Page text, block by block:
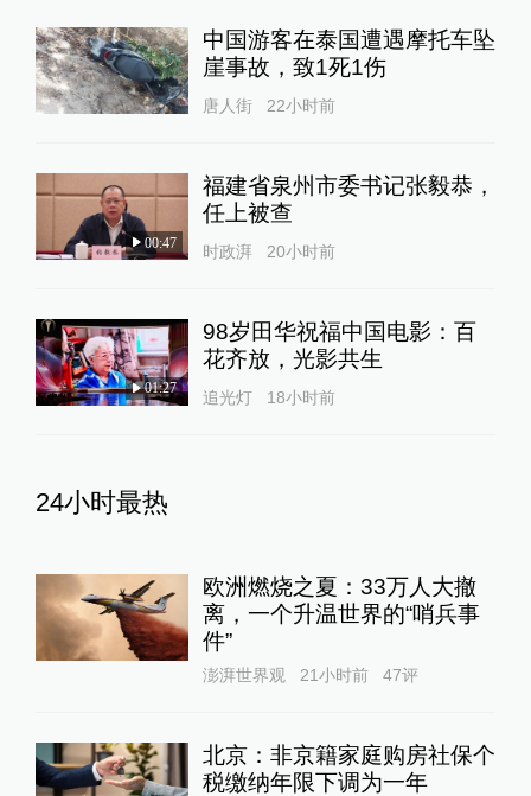
中国游客在泰国遭遇摩托车坠
崖事故，致1死1伤
唐人街 22小时前
00:47
福建省泉州市委书记张毅恭，
任上被查
时政湃 20小时前
01:27
98岁田华祝福中国电影：百
花齐放，光影共生
追光灯 18小时前
24小时最热
欧洲燃烧之夏：33万人大撤
离，一个升温世界的“哨兵事
件”
澎湃世界观 21小时前 47评
北京：非京籍家庭购房社保个
税缴纳年限下调为一年